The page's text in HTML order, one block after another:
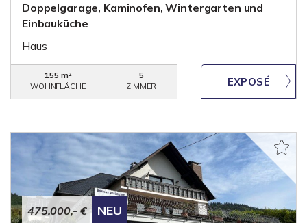
Doppelgarage, Kaminofen, Wintergarten und
Einbauküche
Haus
155 m²
WOHNFLÄCHE
5
ZIMMER
475.000,- € NEU